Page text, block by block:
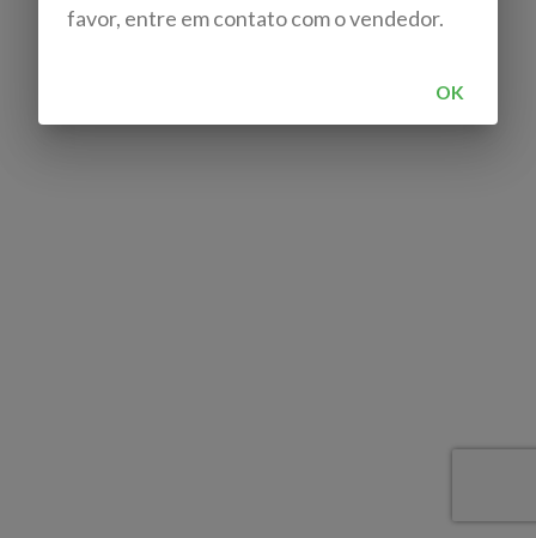
favor, entre em contato com o vendedor.
OK